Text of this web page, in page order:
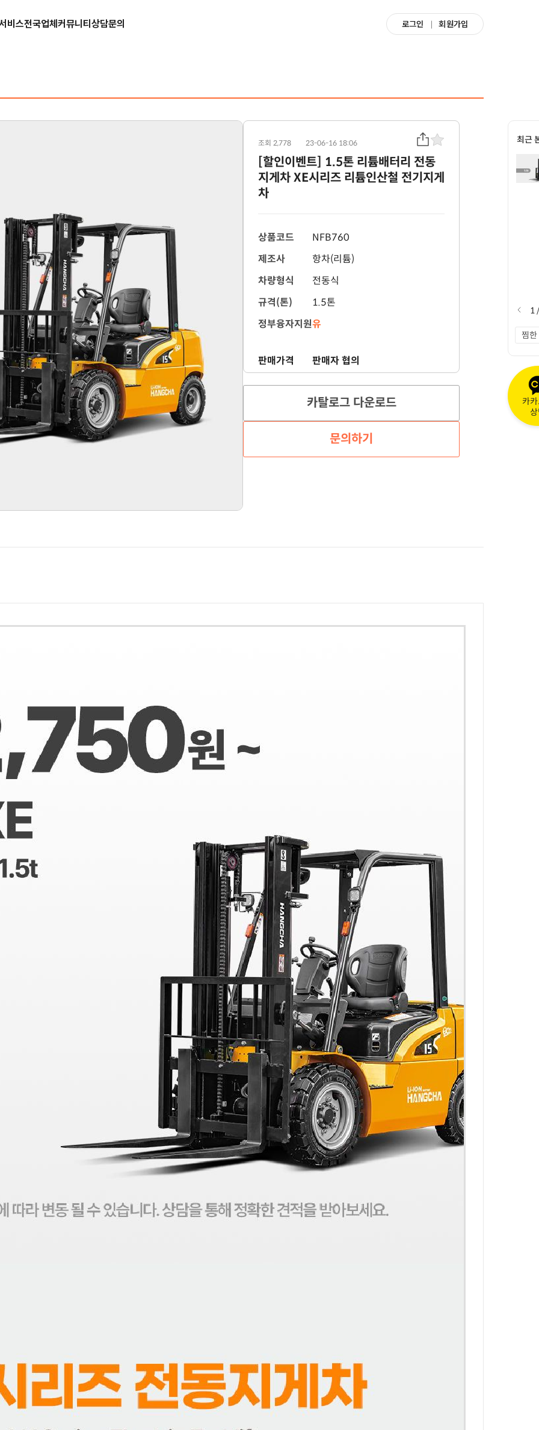
비스전국업체 커뮤니티 상담문의 로그인 회원가입
조회 2,778 23-06-16 18:06
[할인이벤트] 1.5톤 리튬배터리 전동
지게차 XE시리즈 리튬인산철 전기지게
차
상품코드
NFB760
제조사
항차(리튬)
차량형식
전동식
규격(톤)
1.5톤
정부융자지원유
판매가격 판매자 협의
카탈로그 다운로드
문의하기
최근
1
찜
카